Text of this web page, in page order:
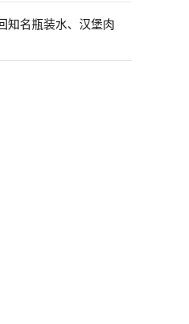
）上，一篇关于薪资断崖式
知名瓶装水、汉堡肉